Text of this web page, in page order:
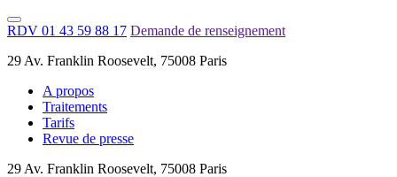
RDV 01 43 59 88 17 Demande de renseignement
29 Av. Franklin Roosevelt, 75008 Paris
A propos
Traitements
Tarifs
Revue de presse
29 Av. Franklin Roosevelt, 75008 Paris